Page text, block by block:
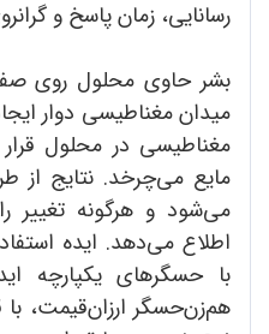
رسانایی، زمان پاسخ و
بشر حاوی محلول روی
میدان مغناطیسی دوار
مغناطیسی در محلول
مایع می‌چرخد. نتایج از
می‌شود و هرگونه تغییر
اطلاع می‌دهد. ایده
با حسگرهای یکپارچه
هم‌زن‌حسگر ارزان‌قیمت، با